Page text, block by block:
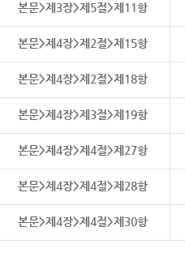
본문>제3장>제5절>제11항
본문>제4장>제2절>제15항
본문>제4장>제2절>제18항
본문>제4장>제3절>제19항
본문>제4장>제4절>제27항
본문>제4장>제4절>제28항
본문>제4장>제4절>제30항